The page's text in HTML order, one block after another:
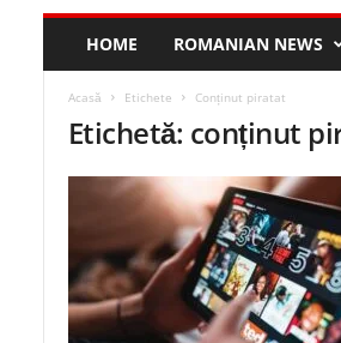
HOME ROMANIAN NEWS
Acasă Etichete Conținut piratat
Etichetă: conținut